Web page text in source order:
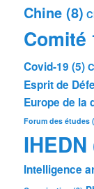
Chine (8)
Comité
Covid-19 (5)
Esprit de
Europe de la
Forum des études
IHEDN
Intelligence